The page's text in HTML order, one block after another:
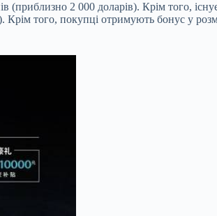
(приблизно 2 000 доларів). Крім того,
того, покупці отримують бонус у